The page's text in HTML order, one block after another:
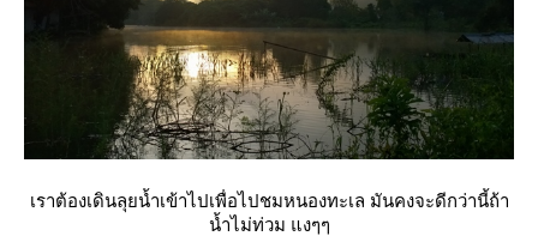
เราต้องเดินลุยน้ำเข้าไปเพื่อไปชมหนองทะเล มันคงจะดีกว่านี้ถ้า
น้ำไม่ท่วม แงๆๆ